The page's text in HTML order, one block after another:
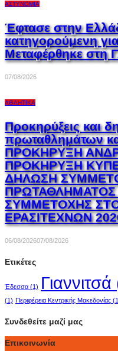
ΑΣΤΥΝΟΜΊΑ
Έφτασε στην
κατηγορούμενη
Μεταφέρθηκε στη
07/08/2026
ΑΘΛΗΤΙΚΆ
Προκηρύξεις και
πρωταθλημάτων
ΠΡΟΚΗΡΥΞΗ
ΠΡΟΚΗΡΥΞΗ
ΔΗΛΩΣΗ
ΠΡΩΤΑΘΛΗΜΑΤΟΣ
ΣΥΜΜΕΤΟΧΗΣ
ΕΡΑΣΙΤΕΧΝΩΝ
06/08/202607/08/2026
Ετικέτες
Έδεσσα (1) Γιαννιτσά
(1) Περιφέρεια Κεντρικής Μακεδονίας
Συνδεθείτε μαζί μας
Επικοινωνία